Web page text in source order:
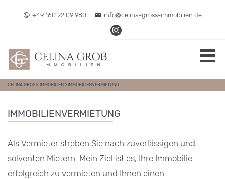
+49 160 22 09 980
info@celina-gross-immobilien.de
CELINA GROSS IMMOBILIEN > IMMOBILIENVERMIETUNG
IMMOBILIENVERMIETUNG
Als Vermieter streben Sie nach zuverlässigen und
solventen Mietern. Mein Ziel ist es, Ihre Immobilie
erfolgreich zu vermieten und Ihnen einen